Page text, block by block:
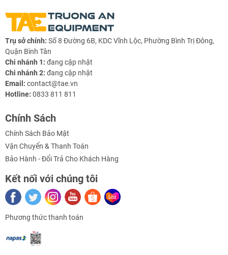
Trụ sở chính: Số 8 Đường 6B, KDC Vĩnh Lộc, Phường Bình Trị Đông,
Quận Bình Tân
Chi nhánh 1: đang cập nhật
Chi nhánh 2: đang cập nhật
Email: contact@tae.vn
Hotline: 0833 811 811
Chính Sách
Chính Sách Bảo Mật
Vận Chuyển & Thanh Toán
Bảo Hành - Đổi Trả Cho Khách Hàng
Kết nối với chúng tôi
Phương thức thanh toán